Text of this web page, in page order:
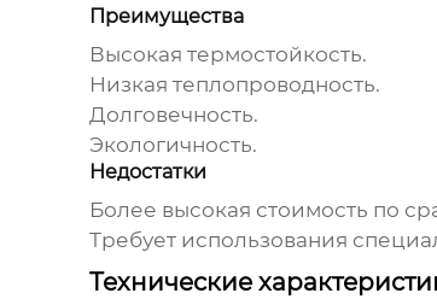
Преимущества
Высокая термостойкость.
Низкая теплопроводность.
Долговечность.
Экологичность.
Недостатки
Более высокая стоимость по
Требует использования
Технические